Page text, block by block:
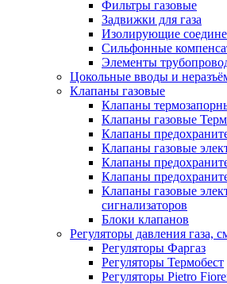
Фильтры газовые
Задвижки для газа
Изолирующие
Сильфонные
Элементы
Цокольные вводы и
Клапаны газовые
Клапаны
Клапаны газовые
Клапаны
Клапаны газовые
Клапаны
Клапаны
Клапаны газовые
сигнализаторов
Блоки клапанов
Регуляторы давления газа,
Регуляторы Фаргаз
Регуляторы Термобест
Регуляторы Pietro